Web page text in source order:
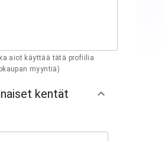
aiot käyttää tätä profiilia
myyntiä)
kentät